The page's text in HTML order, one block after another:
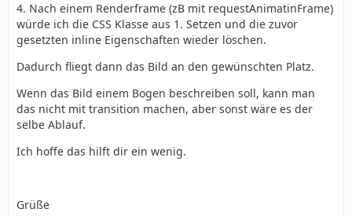
4. Nach einem Renderframe (zB mit requestAnimatinFrame)
würde ich die CSS Klasse aus 1. Setzen und die zuvor
gesetzten inline Eigenschaften wieder löschen.
Dadurch fliegt dann das Bild an den gewünschten Platz.
Wenn das Bild einem Bogen beschreiben soll, kann man
das nicht mit transition machen, aber sonst wäre es der
selbe Ablauf.
Ich hoffe das hilft dir ein wenig.
Grüße